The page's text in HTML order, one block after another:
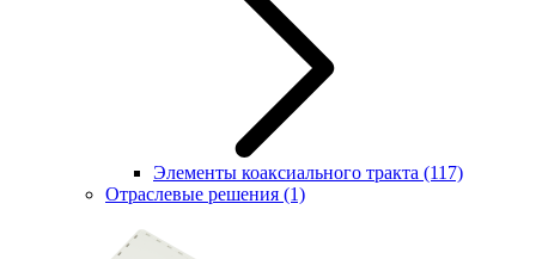
Элементы коаксиального тракта (117)
Отраслевые решения (1)